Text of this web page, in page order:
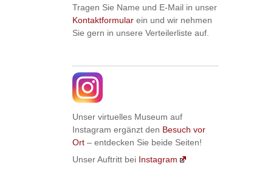
Tragen Sie Name und E-Mail in unser
Kontaktformular ein und wir nehmen
Sie gern in unsere Verteilerliste auf.
Unser virtuelles Museum auf
Instagram ergänzt den Besuch vor
Ort – entdecken Sie beide Seiten!
Unser Auftritt bei Instagram